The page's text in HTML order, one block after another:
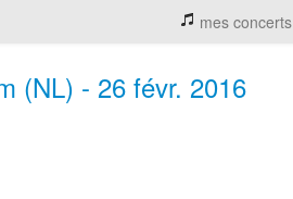
mes concerts
(NL) - 26 févr. 2016